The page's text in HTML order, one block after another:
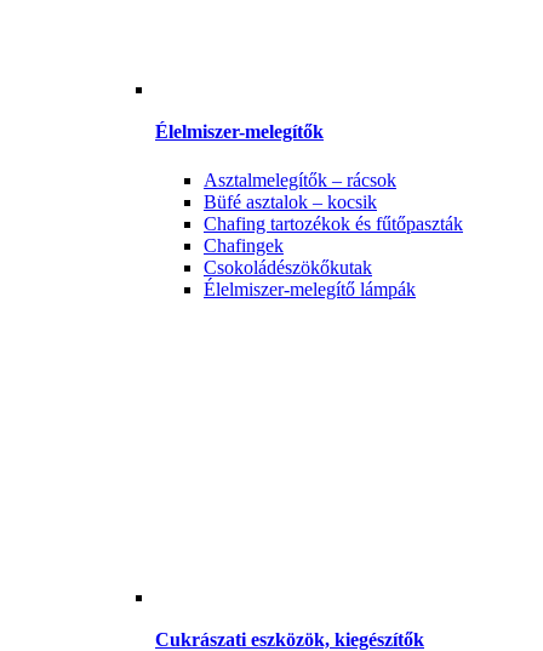
Élelmiszer-melegítők
Asztalmelegítők – rácsok
Büfé asztalok – kocsik
Chafing tartozékok és fűtőpaszták
Chafingek
Csokoládészökőkutak
Élelmiszer-melegítő lámpák
Cukrászati eszközök, kiegészítők